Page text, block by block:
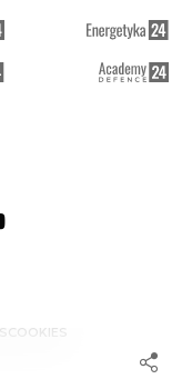
COOKIES